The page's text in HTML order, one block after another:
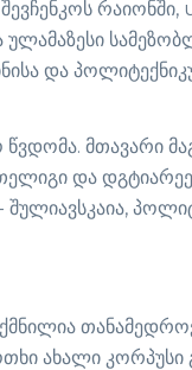
რაიონში,
ულამაზესი
და
მთავარი
და
ახალი კორპუსი